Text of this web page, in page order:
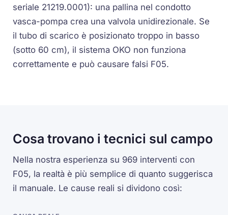
seriale 21219.0001): una pallina nel condotto
vasca-pompa crea una valvola unidirezionale. Se
il tubo di scarico è posizionato troppo in basso
(sotto 60 cm), il sistema OKO non funziona
correttamente e può causare falsi F05.
Cosa trovano i tecnici sul campo
Nella nostra esperienza su 969 interventi con
F05, la realtà è più semplice di quanto suggerisca
il manuale. Le cause reali si dividono così: